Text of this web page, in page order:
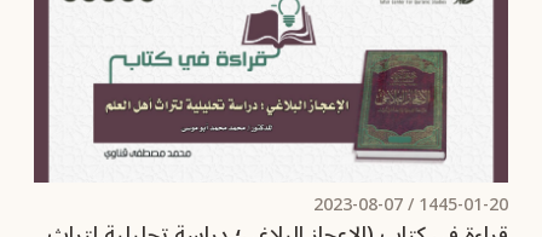
1445-01-20 /
2023-08-07